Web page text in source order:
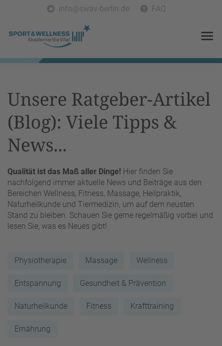
info@swav-berlin.de FAQ
Unsere Ratgeber-Artikel
(Blog): Viele Tipps &
News...
Qualität ist das Maß aller Dinge! Hier finden Sie
nachfolgend immer aktuelle News und Beiträge aus den
Bereichen Wellness, Fitness, Massage, Heilpraktik,
Naturheilkunde und Tiermedizin, um auf dem neusten
Stand zu bleiben. Schauen Sie gerne regelmäßig vorbei und
lesen Sie, was es Neues gibt!
Physiotherapie Massage Wellness
Entspannung Gesundheit & Prävention
Naturheilkunde Fitness Krafttraining
Ernährung